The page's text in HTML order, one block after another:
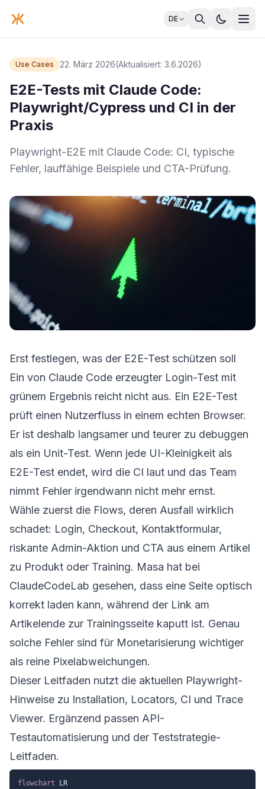
DE
Use Cases 22. März 2026(Aktualisiert: 3.6.2026)
E2E-Tests mit Claude Code:
Playwright/Cypress und CI in der
Praxis
Playwright-E2E mit Claude Code: CI, typische
Fehler, lauffähige Beispiele und CTA-Prüfung.
Erst festlegen, was der E2E-Test schützen soll
Ein von Claude Code erzeugter Login-Test mit
grünem Ergebnis reicht nicht aus. Ein E2E-Test
prüft einen Nutzerfluss in einem echten Browser.
Er ist deshalb langsamer und teurer zu debuggen
als ein Unit-Test. Wenn jede UI-Kleinigkeit als
E2E-Test endet, wird die CI laut und das Team
nimmt Fehler irgendwann nicht mehr ernst.
Wähle zuerst die Flows, deren Ausfall wirklich
schadet: Login, Checkout, Kontaktformular,
riskante Admin-Aktion und CTA aus einem Artikel
zu Produkt oder Training. Masa hat bei
ClaudeCodeLab gesehen, dass eine Seite optisch
korrekt laden kann, während der Link am
Artikelende zur Trainingsseite kaputt ist. Genau
solche Fehler sind für Monetarisierung wichtiger
als reine Pixelabweichungen.
Dieser Leitfaden nutzt die aktuellen Playwright-
Hinweise zu Installation, Locators, CI und Trace
Viewer. Ergänzend passen API-
Testautomatisierung und der Teststrategie-
Leitfaden.
flowchart LR